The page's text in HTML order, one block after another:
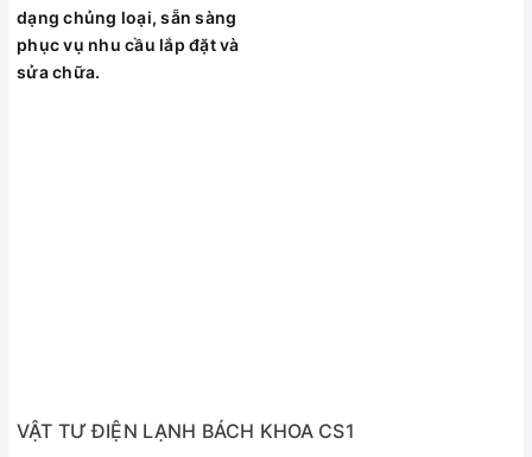
Block (máy nén) không chạy hoặc chạy
dạng chủng loại, sẵn sàng
phục vụ nhu cầu lắp đặt và
sửa chữa.
VẬT TƯ ĐIỆN LẠNH BÁCH KHOA CS1